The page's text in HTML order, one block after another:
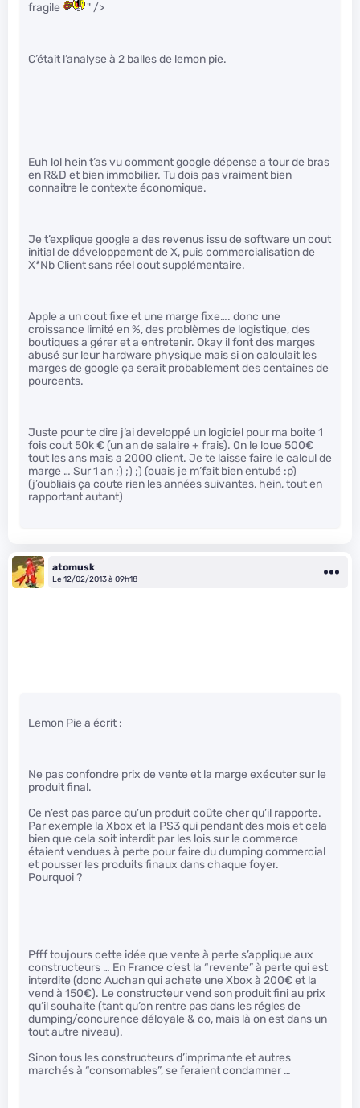
fragile
" />
C’était l’analyse à 2 balles de lemon pie.
Euh lol hein t’as vu comment google dépense a tour de bras
en R&D et bien immobilier. Tu dois pas vraiment bien
connaitre le contexte économique.
Je t’explique google a des revenus issu de software un cout
initial de développement de X, puis commercialisation de
X*Nb Client sans réel cout supplémentaire.
Apple a un cout fixe et une marge fixe…. donc une
croissance limité en %, des problèmes de logistique, des
boutiques a gérer et a entretenir. Okay il font des marges
abusé sur leur hardware physique mais si on calculait les
marges de google ça serait probablement des centaines de
pourcents.
Juste pour te dire j’ai developpé un logiciel pour ma boite 1
fois cout 50k € (un an de salaire + frais). 0n le loue 500€
tout les ans mais a 2000 client. Je te laisse faire le calcul de
marge … Sur 1 an ;) ;) ;) (ouais je m’fait bien entubé :p)
(j’oubliais ça coute rien les années suivantes, hein, tout en
rapportant autant)
atomusk
Le 12/02/2013 à 09h18
Lemon Pie a écrit :
Ne pas confondre prix de vente et la marge exécuter sur le
produit final.
Ce n’est pas parce qu’un produit coûte cher qu’il rapporte.
Par exemple la Xbox et la PS3 qui pendant des mois et cela
bien que cela soit interdit par les lois sur le commerce
étaient vendues à perte pour faire du dumping commercial
et pousser les produits finaux dans chaque foyer.
Pourquoi ?
Pfff toujours cette idée que vente à perte s’applique aux
constructeurs … En France c’est la “revente” à perte qui est
interdite (donc Auchan qui achete une Xbox à 200€ et la
vend à 150€). Le constructeur vend son produit fini au prix
qu’il souhaite (tant qu’on rentre pas dans les régles de
dumping/concurence déloyale & co, mais là on est dans un
tout autre niveau).
Sinon tous les constructeurs d’imprimante et autres
marchés à “consomables”, se feraient condamner …